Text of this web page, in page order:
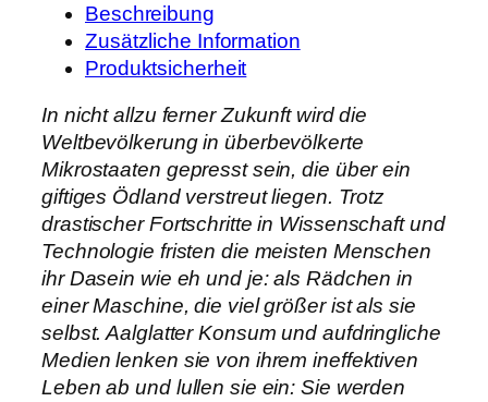
t
y
O
e
r
d
v
e
Beschreibung
Zusätzliche Information
Produktsicherheit
In nicht allzu ferner Zukunft wird die
Weltbevölkerung in überbevölkerte
Mikrostaaten gepresst sein, die über ein
giftiges Ödland verstreut liegen. Trotz
drastischer Fortschritte in Wissenschaft und
Technologie fristen die meisten Menschen
ihr Dasein wie eh und je: als Rädchen in
einer Maschine, die viel größer ist als sie
selbst. Aalglatter Konsum und aufdringliche
Medien lenken sie von ihrem ineffektiven
Leben ab und lullen sie ein: Sie werden